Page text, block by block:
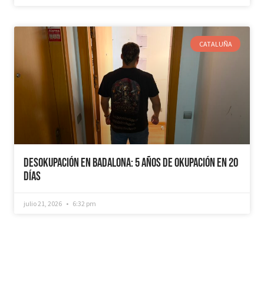
CATALUÑA
Desokupación en Badalona: 5 años de Okupación en 20
días
julio 21, 2026 6:32 pm